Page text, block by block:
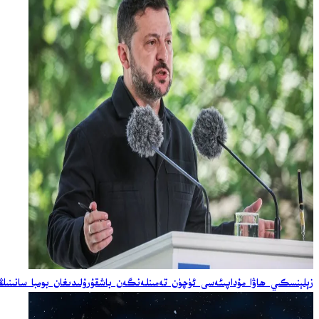
زېلېنسكىي ھاۋا مۇداپىئەسى ئۈچۈن تەمىنلەنگەن باشقۇرۇلىدىغان بومبا سانىنىڭ